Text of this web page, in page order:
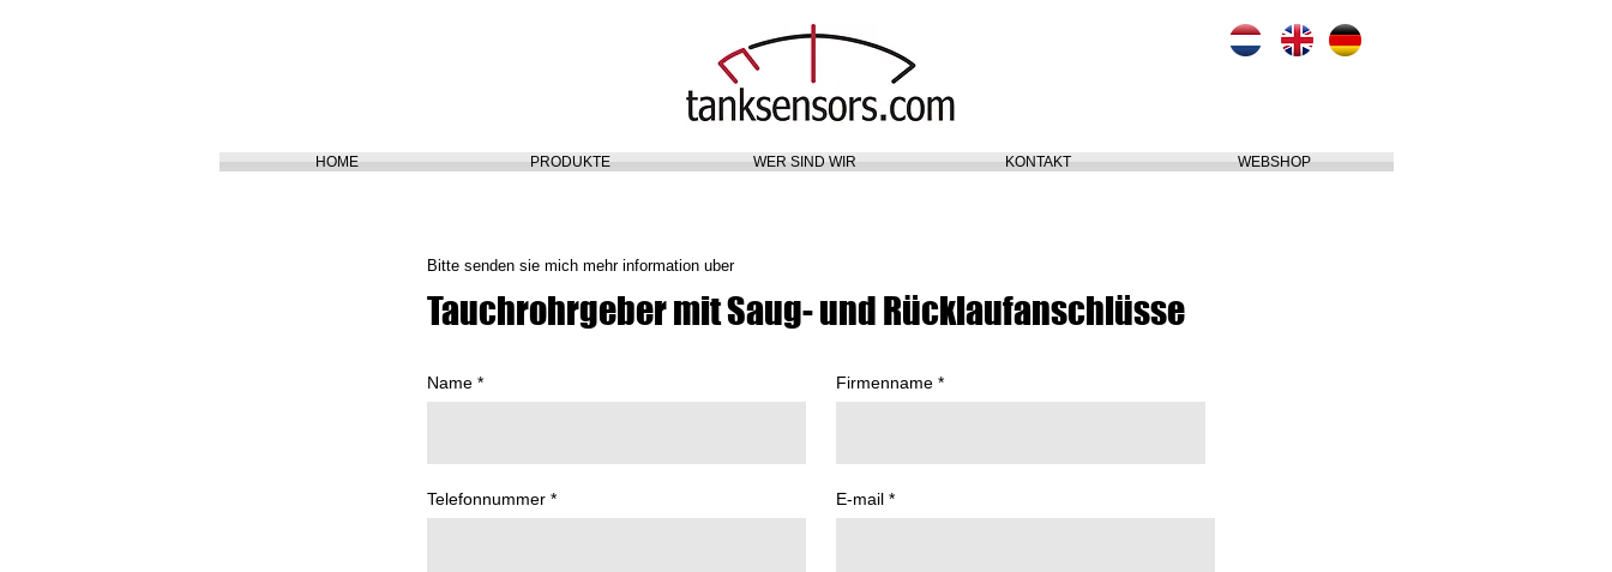
HOME PRODUKTE WER SIND WIR KONTAKT WEBSHOP
Bitte senden sie mich mehr information uber
Tauchrohrgeber mit Saug- und Rücklaufanschlüsse
Name Firmenname
Telefonnummer E-mail